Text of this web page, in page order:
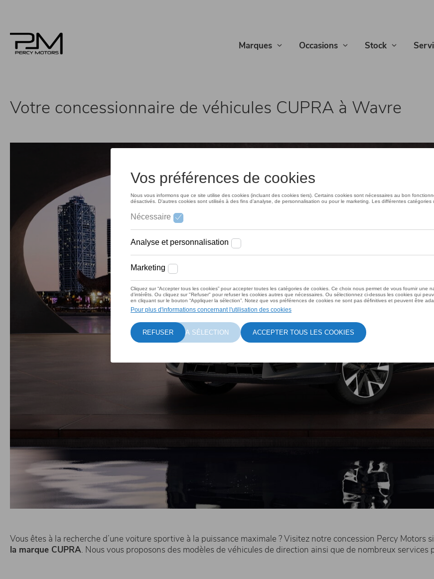
principal
Marques Occasions Stock
Votre concessionnaire de véhicules CUPRA à Wavre
Vous êtes à la recherche d’une voiture sportive à la puissance maximale ? Visitez notre concession Percy Motors
la marque CUPRA. Nous vous proposons des modèles de véhicules de direction ainsi que de nombreux services